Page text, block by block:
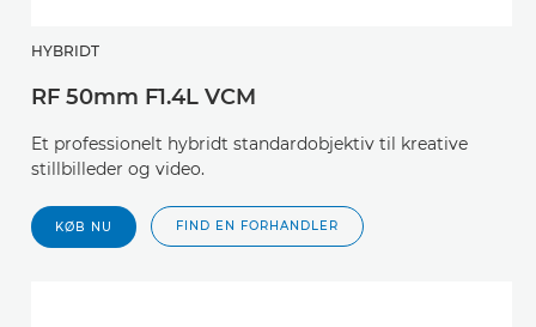
HYBRIDT
RF 50mm F1.4L VCM
Et professionelt hybridt standardobjektiv til kreative
stillbilleder og video.
KØB NU FIND EN FORHANDLER